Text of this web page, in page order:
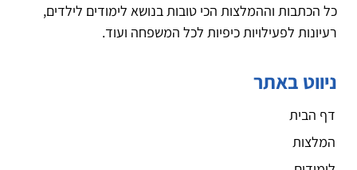
כל הכתבות וההמלצות הכי טובות בנושא לימודים לילדים,
רעיונות לפעילויות כיפיות לכל המשפחה ועוד.
ניווט באתר
דף הבית
המלצות